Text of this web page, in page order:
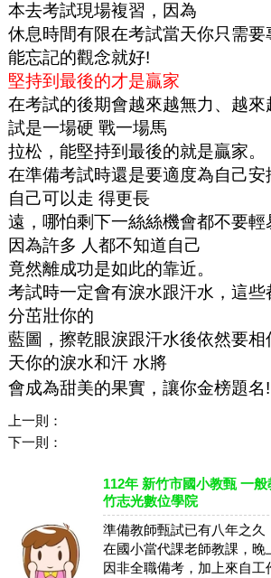
本去考試現場複習，因為
休息時間有限在考試當天你只需
能忘記的觀念就好!
堅持到最後的才是贏家
在考試的後期會越來越無力、越
試是一場硬 戰一場馬
拉松，能堅持到最後的就是贏家。
在準備考試時還是要適度為自己安
自己可以走 得更長
遠，哪怕剩下一絲絲機會都不要輕
因為許多 人都不知道自己
竟然離成功是如此的靠近。
考試時一定會有淚水跟汗水，這些
分茁壯你的
藍圖，擦乾眼淚跟汗水後依然要相
天你的淚水和汗 水將
會成為甜美的果實，讓你金榜題名!
上一則：
下一則：
112年 新竹市國小教甄 一
竹志光數位學院
準備教師甄試已有八年之久
在國小當代課老師教課，晚
因非全職備考，加上來自